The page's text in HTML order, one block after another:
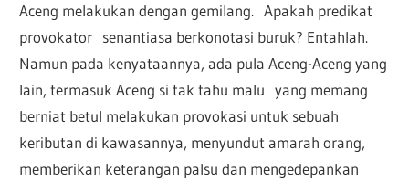
Aceng melakukan dengan gemilang. Apakah predikat
provokator senantiasa berkonotasi buruk? Entahlah.
Namun pada kenyataannya, ada pula Aceng-Aceng yang
lain, termasuk Aceng si tak tahu malu yang memang
berniat betul melakukan provokasi untuk sebuah
keributan di kawasannya, menyundut amarah orang,
memberikan keterangan palsu dan mengedepankan